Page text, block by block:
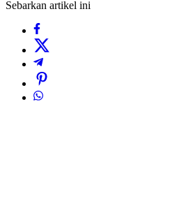
Sebarkan artikel ini